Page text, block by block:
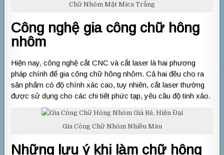
Chữ Nhôm Mặt Mica Trắng
Công nghệ gia công chữ hông
nhôm
Hiện nay, công nghệ cắt CNC và cắt laser là hai phương
pháp chính để gia công chữ hông nhôm. Cả hai đều cho ra
sản phẩm có độ chính xác cao, tuy nhiên, cắt laser thường
được sử dụng cho các chi tiết phức tạp, yêu cầu độ tinh xảo.
Gia Công Chữ Nhôm Nhiều Màu
Những lưu ý khi làm chữ hông